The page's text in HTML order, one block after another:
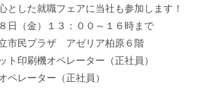
とした就職フェアに当社も参加します！
（金）１３：００～１６時まで
民プラザ アゼリア柏原６階
刷機オペレーター（正社員）
ペレーター（正社員）